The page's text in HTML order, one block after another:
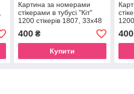
Картина за номерами
стікерами в тубусі "Кіт"
1200 стікерів 1807, 33х48
см
400₴
Купити
см
400